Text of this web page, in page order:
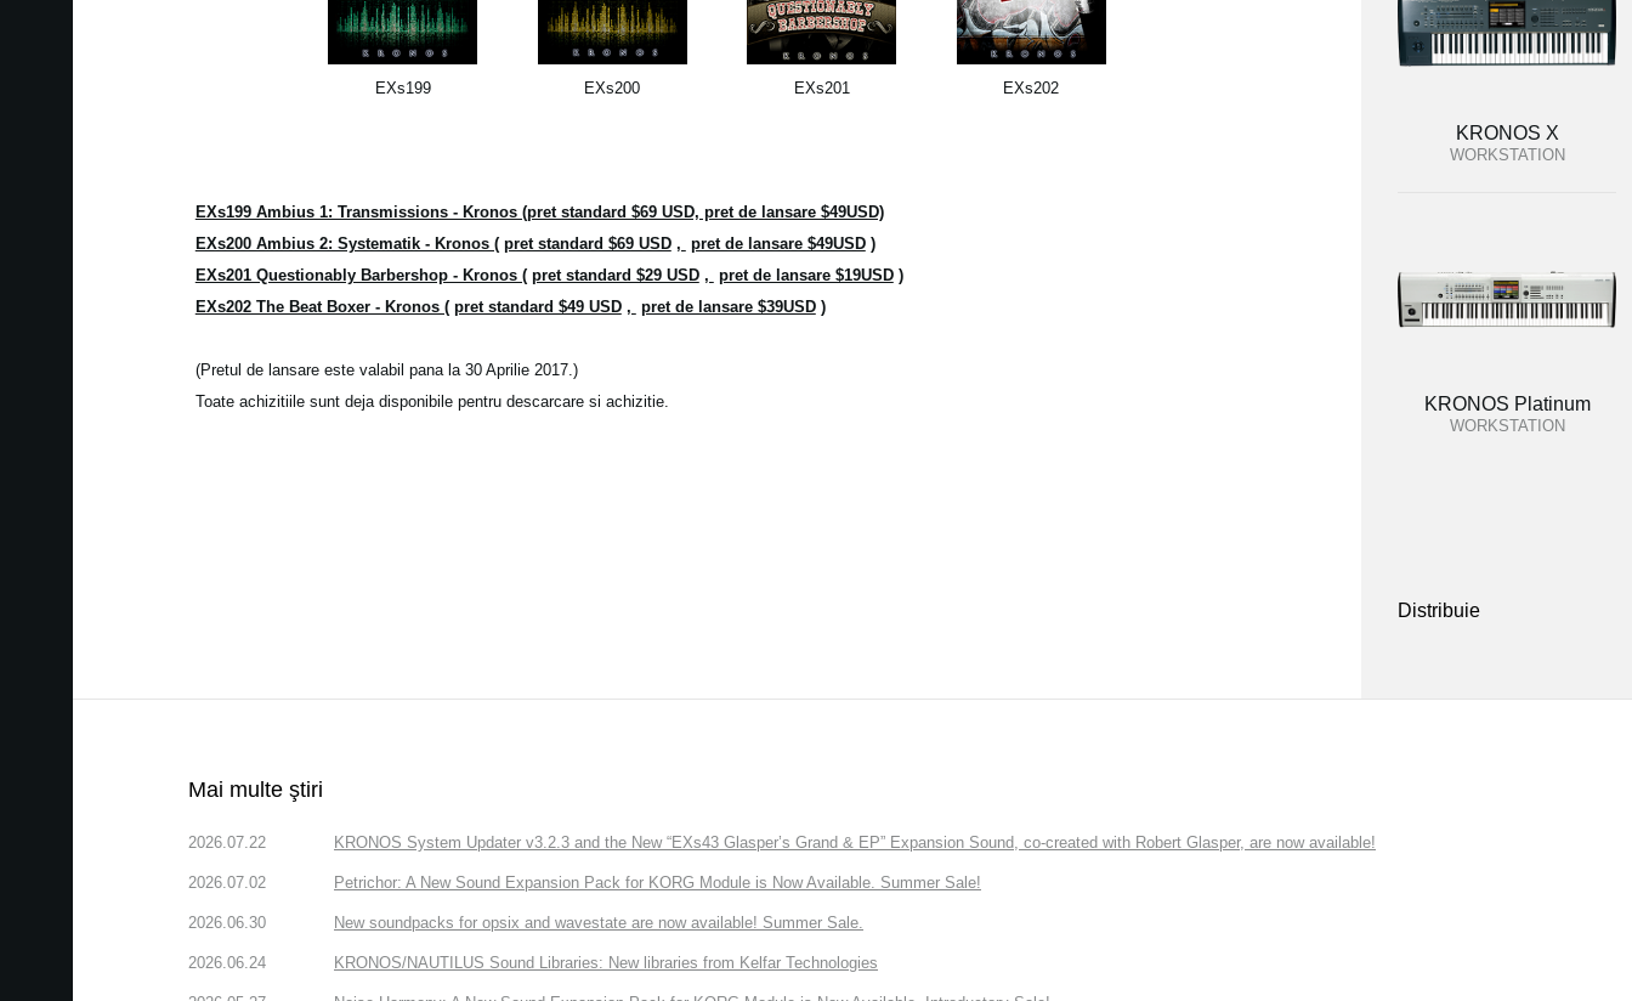
EXs199 EXs200 EXs201 EXs202
EXs199 Ambius 1: Transmissions - Kronos (pret standard $69 USD, pret de lansare $49USD)
EXs200 Ambius 2: Systematik - Kronos ( pret standard $69 USD , pret de lansare $49USD )
EXs201 Questionably Barbershop - Kronos ( pret standard $29 USD , pret de lansare $19USD )
EXs202 The Beat Boxer - Kronos ( pret standard $49 USD , pret de lansare $39USD )
(Pretul de lansare este valabil pana la 30 Aprilie 2017.)
Toate achizitiile sunt deja disponibile pentru descarcare si achizitie.
KRONOS X
WORKSTATION
KRONOS Platinum
WORKSTATION
Distribuie
Mai multe ştiri
2026.07.22 KRONOS System Updater v3.2.3 and the New “EXs43 Glasper’s Grand & EP” Expansion Sound, co-created with Robert Glasper, are now available!
2026.07.02 Petrichor: A New Sound Expansion Pack for KORG Module is Now Available. Summer Sale!
2026.06.30 New soundpacks for opsix and wavestate are now available! Summer Sale.
2026.06.24 KRONOS/NAUTILUS Sound Libraries: New libraries from Kelfar Technologies